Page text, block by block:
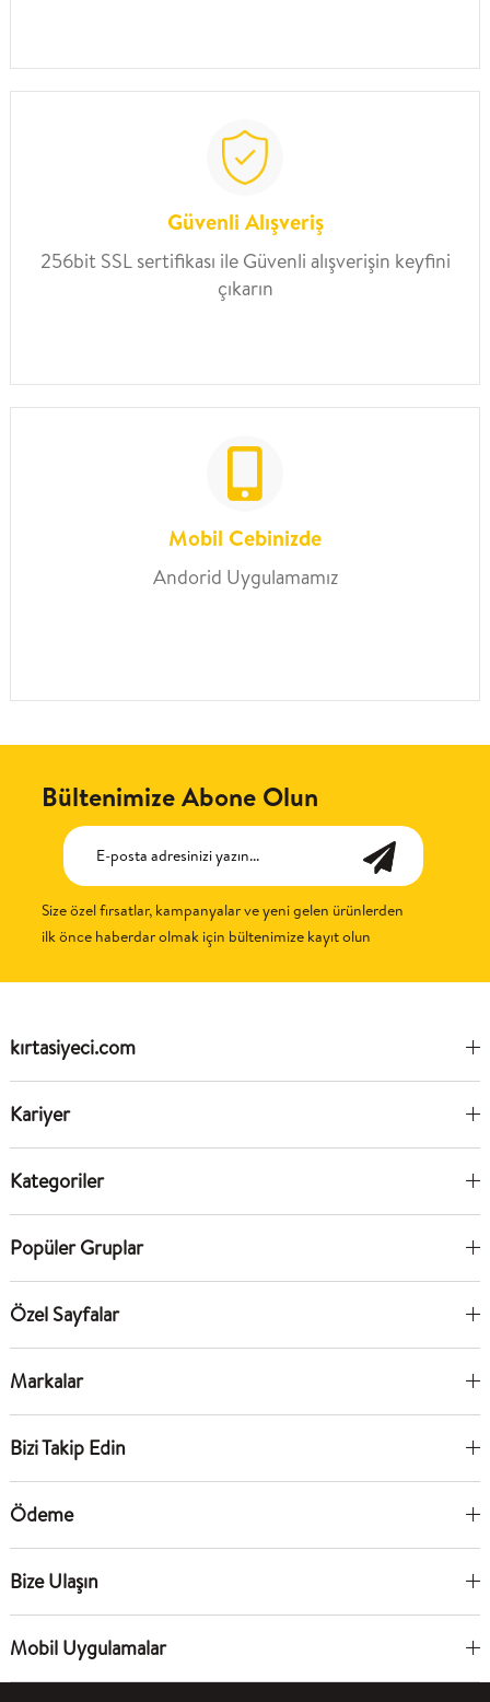
Güvenli Alışveriş
256bit SSL sertifikası ile Güvenli alışverişin keyfini
çıkarın
Mobil Cebinizde
Andorid Uygulamamız
Bültenimize Abone Olun
Size özel fırsatlar, kampanyalar ve yeni gelen ürünlerden
ilk önce haberdar olmak için bültenimize kayıt olun
kırtasiyeci.com
Kariyer
Kategoriler
Popüler Gruplar
Özel Sayfalar
Markalar
Bizi Takip Edin
Ödeme
Bize Ulaşın
Mobil Uygulamalar